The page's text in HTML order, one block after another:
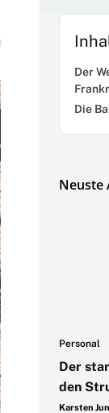
Der
Die
Neuste
Personal
Der
den
Karsten